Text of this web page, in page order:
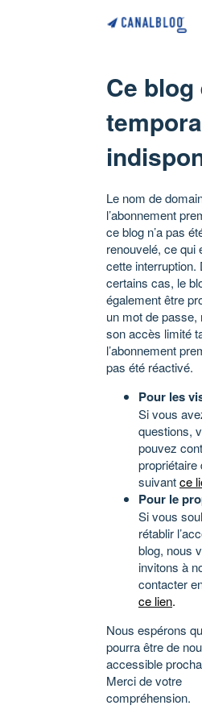
Ce blog
Le nom de
l’abonnement
ce blog n’a pas
renouvelé, ce qui
cette interruption.
certains cas, le
également être
un mot de passe,
son accès limité
l’abonnement
pas été réactivé.
Pour les
Si vous
questions,
pouvez
propriétaire
suivantce
Pour le
Si vous
rétablir
blog, nous
invitons à
contacter
ce lien.
Nous espérons
pourra être de
accessible
Merci de votre
compréhension.